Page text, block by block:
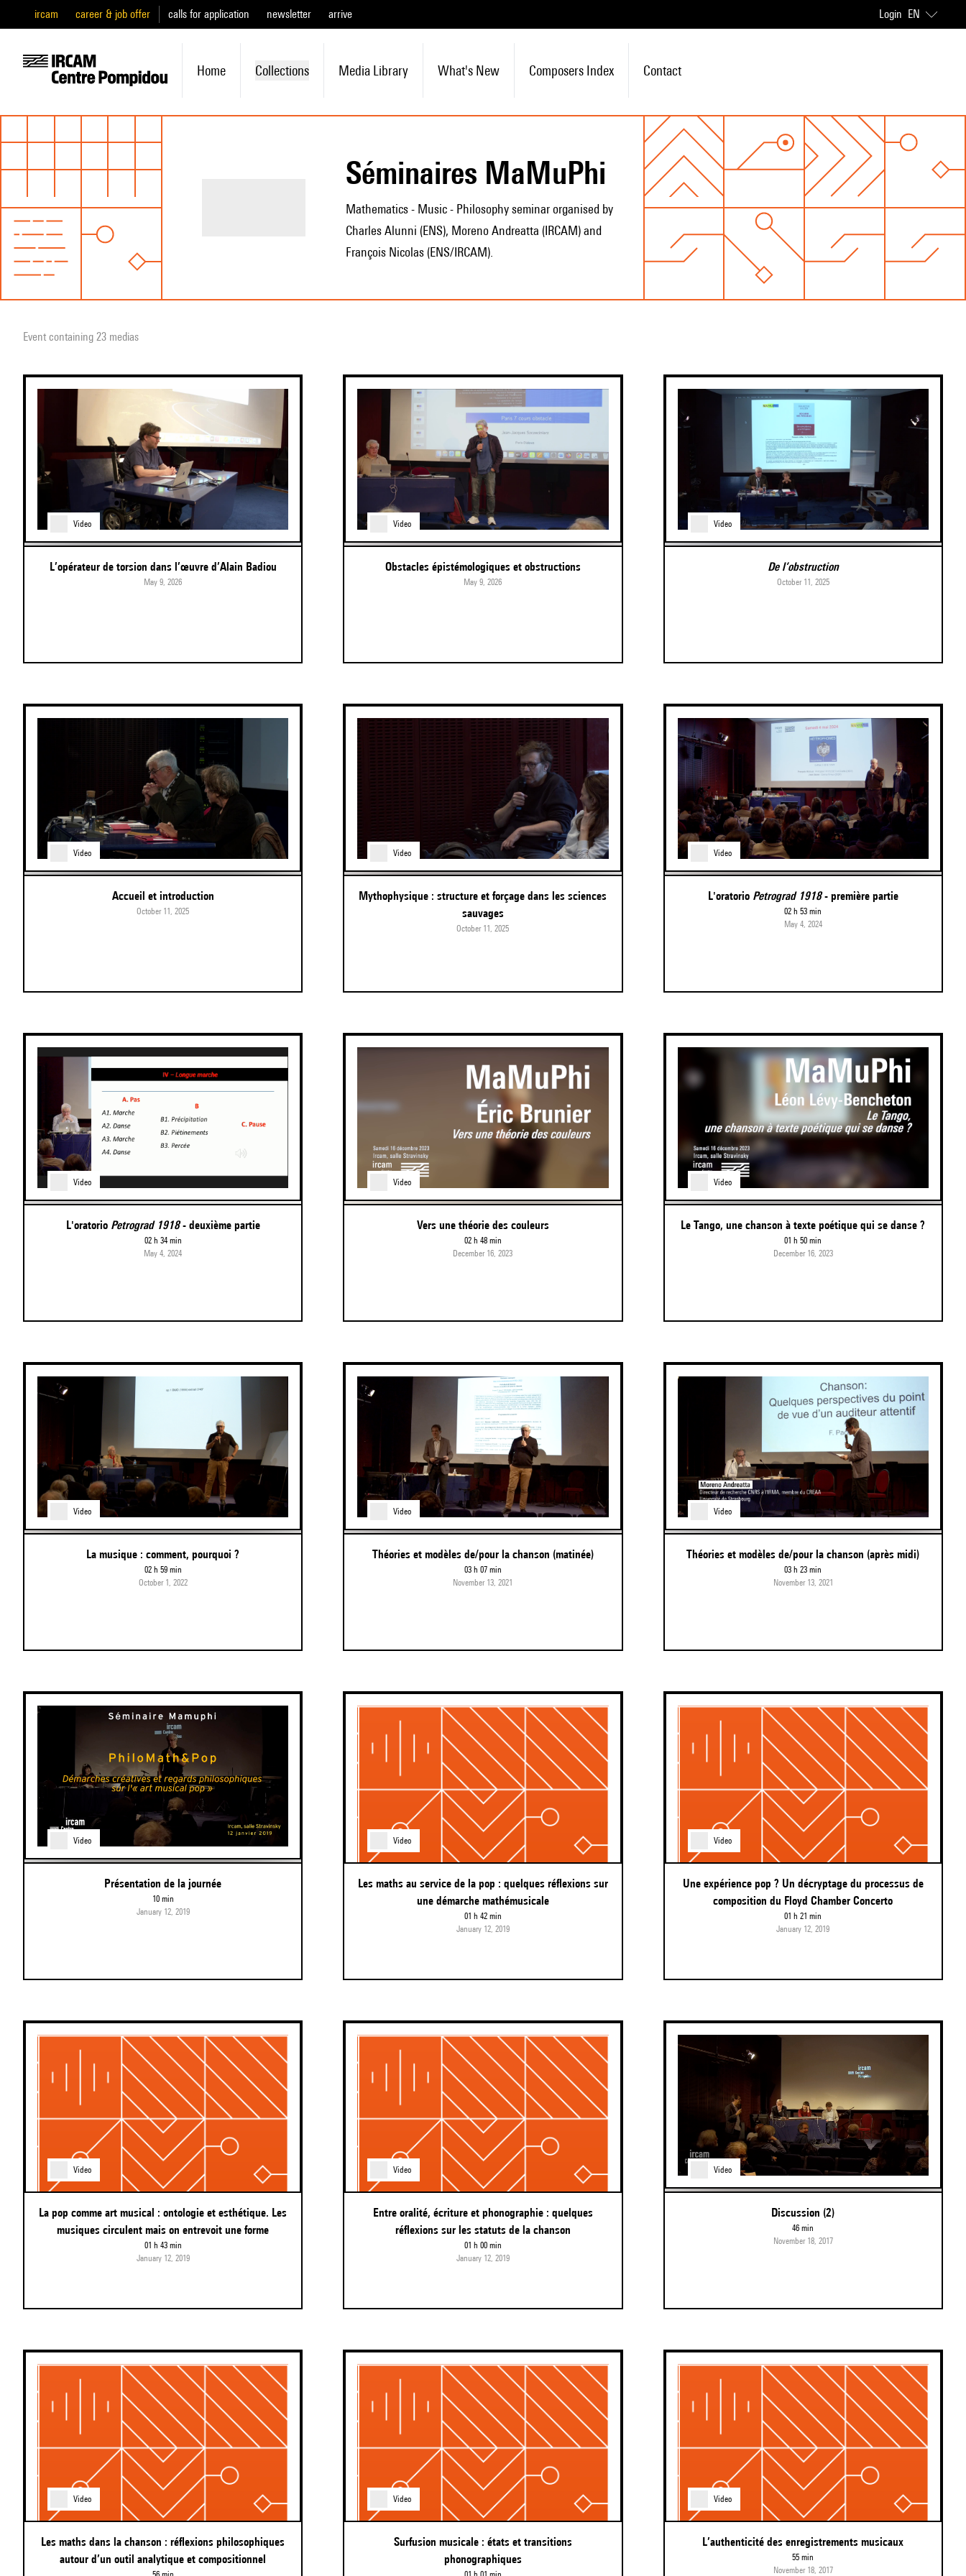
ircam career & job offer calls for application newsletter arrive Login EN
Home Collections Media Library What's New Composers Index Contact
Séminaires MaMuPhi
Mathematics - Music - Philosophy seminar organised by
Charles Alunni (ENS), Moreno Andreatta (IRCAM) and
François Nicolas (ENS/IRCAM).
Event containing 23 medias
Video
L’opérateur de torsion dans l’œuvre d’Alain Badiou
May 9, 2026
Video
Obstacles épistémologiques et obstructions
May 9, 2026
Video
De l’obstruction
October 11, 2025
Video
Accueil et introduction
October 11, 2025
Video
Mythophysique : structure et forçage dans les sciences
sauvages
October 11, 2025
Video
L'oratorio Petrograd 1918- première partie
02 h 53 min
May 4, 2024
Video
L'oratorio Petrograd 1918- deuxième partie
02 h 34 min
May 4, 2024
Video
Vers une théorie des couleurs
02 h 48 min
December 16, 2023
Video
Le Tango, une chanson à texte poétique qui se danse ?
01 h 50 min
December 16, 2023
Video
La musique : comment, pourquoi ?
02 h 59 min
October 1, 2022
Video
Théories et modèles de/pour la chanson (matinée)
03 h 07 min
November 13, 2021
Video
Théories et modèles de/pour la chanson (après midi)
03 h 23 min
November 13, 2021
Video
Présentation de la journée
10 min
January 12, 2019
Video
Les maths au service de la pop : quelques réflexions sur
une démarche mathémusicale
01 h 42 min
January 12, 2019
Video
Une expérience pop ? Un décryptage du processus de
composition du Floyd Chamber Concerto
01 h 21 min
January 12, 2019
Video
La pop comme art musical : ontologie et esthétique. Les
musiques circulent mais on entrevoit une forme
01 h 43 min
January 12, 2019
Video
Entre oralité, écriture et phonographie : quelques
réflexions sur les statuts de la chanson
01 h 00 min
January 12, 2019
Video
Discussion (2)
46 min
November 18, 2017
Video
Les maths dans la chanson : réflexions philosophiques
autour d’un outil analytique et compositionnel
Video
Surfusion musicale : états et transitions
phonographiques
Video
L’authenticité des enregistrements musicaux
55 min
November 18, 2017